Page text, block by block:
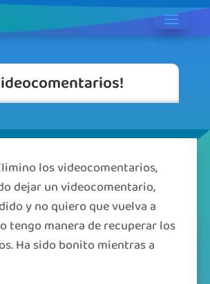
los videocomentarios,
dejar un videocomentario,
y no quiero que vuelva a
tengo manera de recuperar los
Ha sido bonito mientras a